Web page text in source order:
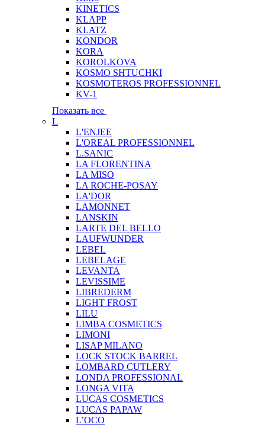
KINETICS
KLAPP
KLATZ
KONDOR
KORA
KOROLKOVA
KOSMO SHTUCHKI
KOSMOTEROS PROFESSIONNEL
KV-1
Показать все
L
L'ENJEE
L'OREAL PROFESSIONNEL
L.SANIC
LA FLORENTINA
LA MISO
LA ROCHE-POSAY
LA'DOR
LAMONNET
LANSKIN
LARTE DEL BELLO
LAUFWUNDER
LEBEL
LEBELAGE
LEVANTA
LEVISSIME
LIBREDERM
LIGHT FROST
LILU
LIMBA COSMETICS
LIMONI
LISAP MILANO
LOCK STOCK BARREL
LOMBARD CUTLERY
LONDA PROFESSIONAL
LONGA VITA
LUCAS COSMETICS
LUCAS PAPAW
L’OCO